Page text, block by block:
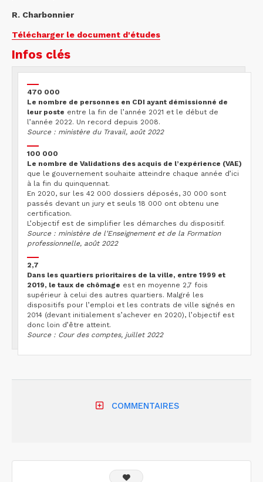
R. Charbonnier
Télécharger le document d'études
Infos clés
470 000
Le nombre de personnes en CDI ayant démissionné de
leur poste entre la fin de l’année 2021 et le début de
l’année 2022. Un record depuis 2008.
Source : ministère du Travail, août 2022
100 000
Le nombre de Validations des acquis de l’expérience (VAE)
que le gouvernement souhaite atteindre chaque année d’ici
à la fin du quinquennat.
En 2020, sur les 42 000 dossiers déposés, 30 000 sont
passés devant un jury et seuls 18 000 ont obtenu une
certification.
L’objectif est de simplifier les démarches du dispositif.
Source : ministère de l’Enseignement et de la Formation
professionnelle, août 2022
2,7
Dans les quartiers prioritaires de la ville, entre 1999 et
2019, le taux de chômage est en moyenne 2,7 fois
supérieur à celui des autres quartiers. Malgré les
dispositifs pour l’emploi et les contrats de ville signés en
2014 (devant initialement s’achever en 2020), l’objectif est
donc loin d’être atteint.
Source : Cour des comptes, juillet 2022
COMMENTAIRES